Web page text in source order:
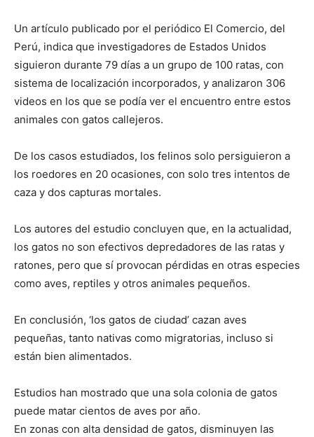
Un artículo publicado por el periódico El Comercio, del
Perú, indica que investigadores de Estados Unidos
siguieron durante 79 días a un grupo de 100 ratas, con
sistema de localización incorporados, y analizaron 306
videos en los que se podía ver el encuentro entre estos
animales con gatos callejeros.
De los casos estudiados, los felinos solo persiguieron a
los roedores en 20 ocasiones, con solo tres intentos de
caza y dos capturas mortales.
Los autores del estudio concluyen que, en la actualidad,
los gatos no son efectivos depredadores de las ratas y
ratones, pero que sí provocan pérdidas en otras especies
como aves, reptiles y otros animales pequeños.
En conclusión, ‘los gatos de ciudad’ cazan aves
pequeñas, tanto nativas como migratorias, incluso si
están bien alimentados.
Estudios han mostrado que una sola colonia de gatos
puede matar cientos de aves por año.
En zonas con alta densidad de gatos, disminuyen las